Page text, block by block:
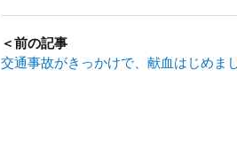
＜前の記事
交通事故がきっかけで、献血はじめま